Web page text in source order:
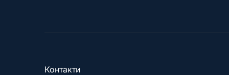
Контакти